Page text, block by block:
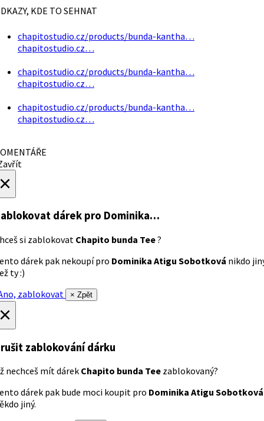
KDE TO SEHNAT
chapitostudio.cz/products/bunda-kantha…
chapitostudio.cz…
chapitostudio.cz/products/bunda-kantha…
chapitostudio.cz…
chapitostudio.cz/products/bunda-kantha…
chapitostudio.cz…
dárek pro Dominika…
si zablokovat Chapito bunda Tee?
dárek pak nekoupí pro Dominika Atigu Sobotková nikdo
ty :)
zablokovat
× Zpět
zablokování dárku
nechceš mít dárek Chapito bunda Tee zablokovaný?
dárek pak bude moci koupit pro Dominika Atigu Sobotková
jiný.